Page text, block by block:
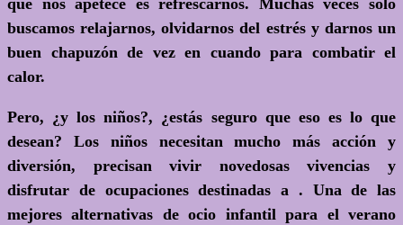
buscamos relajarnos, olvidarnos del estrés y darnos un
buen chapuzón de vez en cuando para combatir el
calor.
Pero, ¿y los niños?, ¿estás seguro que eso es lo que
desean? Los niños necesitan mucho más acción y
diversión, precisan vivir novedosas vivencias y
disfrutar de ocupaciones destinadas a . Una de las
mejores alternativas de ocio infantil para el verano